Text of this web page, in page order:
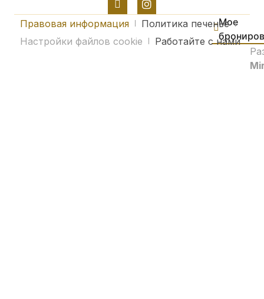
Правовая информация
Политика печенье
Настройки файлов cookie
Работайте с нами
Мое